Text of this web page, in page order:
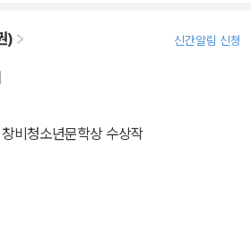
) 신간알림 신청
비청소년문학상 수상작